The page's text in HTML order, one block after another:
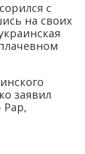
с
на своих
заявил
Рар,